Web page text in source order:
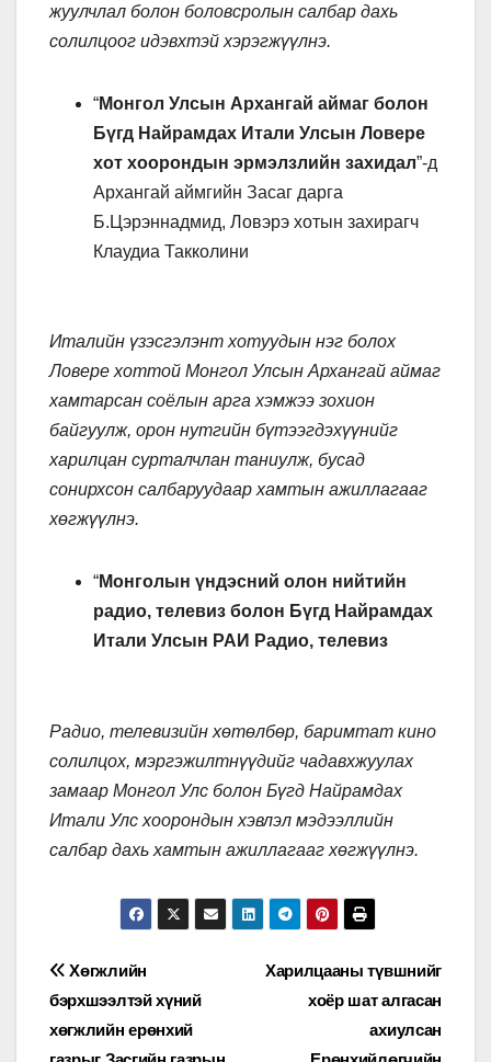
жуулчлал болон боловсролын салбар дахь
солилцоог идэвхтэй хэрэгжүүлнэ.
“Монгол Улсын Архангай аймаг болон
Бүгд Найрамдах Итали Улсын Ловере
хот хоорондын эрмэлзлийн захидал”-д
Архангай аймгийн Засаг дарга
Б.Цэрэннадмид, Ловэрэ хотын захирагч
Клаудиа Такколини
Италийн үзэсгэлэнт хотуудын нэг болох
Ловере хоттой Монгол Улсын Архангай аймаг
хамтарсан соёлын арга хэмжээ зохион
байгуулж, орон нутгийн бүтээгдэхүүнийг
харилцан сурталчлан таниулж, бусад
сонирхсон салбаруудаар хамтын ажиллагааг
хөгжүүлнэ.
“Монголын үндэсний олон нийтийн
радио, телевиз болон Бүгд Найрамдах
Итали Улсын РАИ Радио, телевиз
Радио, телевизийн хөтөлбөр, баримтат кино
солилцох, мэргэжилтнүүдийг чадавхжуулах
замаар Монгол Улс болон Бүгд Найрамдах
Итали Улс хоорондын хэвлэл мэдээллийн
салбар дахь хамтын ажиллагааг хөгжүүлнэ.
Мэдээний
цэс
Харилцааны түвшнийг
хоёр шат алгасан
ахиулсан
Хөгжлийн
бэрхшээлтэй хүний
хөгжлийн ерөнхий